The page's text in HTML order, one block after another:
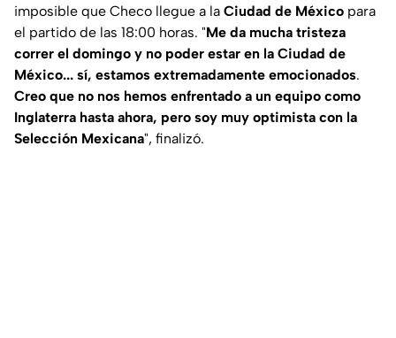
imposible que Checo llegue a la Ciudad de México para
el partido de las 18:00 horas. "Me da mucha tristeza
correr el domingo y no poder estar en la Ciudad de
México... sí, estamos extremadamente emocionados.
Creo que no nos hemos enfrentado a un equipo como
Inglaterra hasta ahora, pero soy muy optimista con la
Selección Mexicana", finalizó.